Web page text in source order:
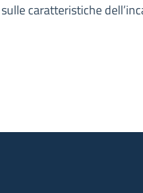
caratteristiche